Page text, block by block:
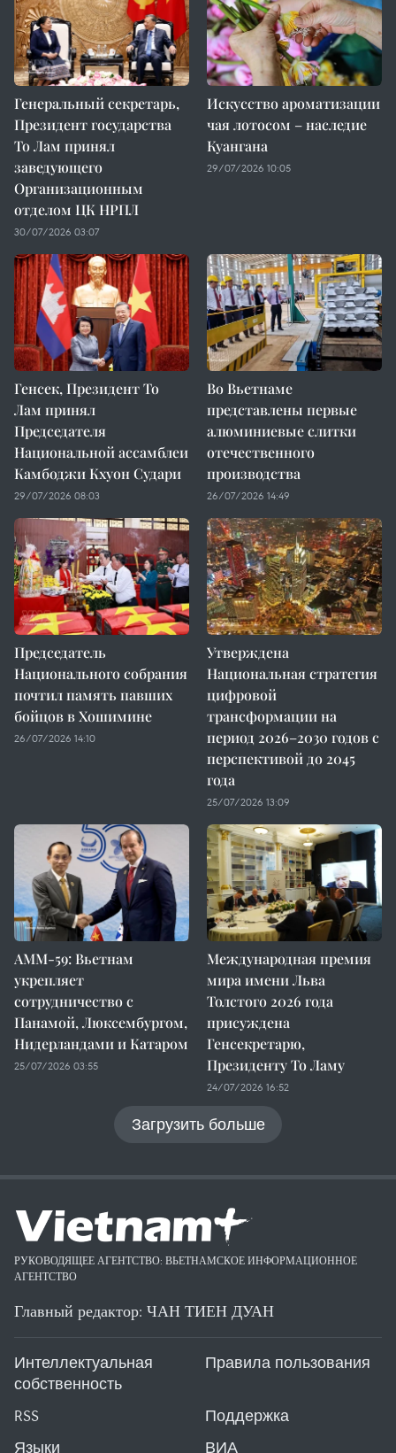
Генеральный секретарь,
Президент государства
То Лам принял
заведующего
Организационным
отделом ЦК НРПЛ
30/07/2026 03:07
Искусство ароматизации
чая лотосом – наследие
Куангана
29/07/2026 10:05
Генсек, Президент То
Лам принял
Председателя
Национальной ассамблеи
Камбоджи Кхуон Судари
29/07/2026 08:03
Во Вьетнаме
представлены первые
алюминиевые слитки
отечественного
производства
26/07/2026 14:49
Председатель
Национального собрания
почтил память павших
бойцов в Хошимине
26/07/2026 14:10
Утверждена
Национальная стратегия
цифровой
трансформации на
период 2026–2030 годов с
перспективой до 2045
года
25/07/2026 13:09
AMM-59: Вьетнам
укрепляет
сотрудничество с
Панамой, Люксембургом,
Нидерландами и Катаром
25/07/2026 03:55
Международная премия
мира имени Льва
Толстого 2026 года
присуждена
Генсекретарю,
Президенту То Ламу
24/07/2026 16:52
Загрузить больше
РУКОВОДЯЩЕЕ АГЕНТСТВО: ВЬЕТНАМСКОЕ ИНФОРМАЦИОННОЕ
АГЕНТСТВО
Главный редактор: ЧАН ТИЕН ДУАН
Интеллектуальная
собственность
Правила пользования
RSS
Поддержка
Языки
ВИА